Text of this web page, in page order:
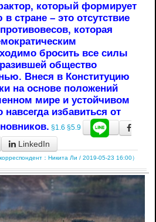
который формирует
стране – это отсутствие
которая
бросить все силы
общество
Внеся в Конституцию
на основе положений
мире и устойчивом
избавиться от
§1.6 §5.9
LinkedIn
корреспондент：Никита Ли / 2019-05-23 16:00）